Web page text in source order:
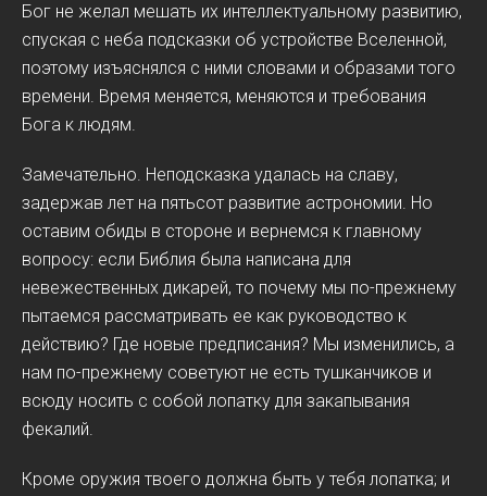
Бог не желал мешать их интеллектуальному развитию,
спуская с неба подсказки об устройстве Вселенной,
поэтому изъяснялся с ними словами и образами того
времени. Время меняется, меняются и требования
Бога к людям.
Замечательно. Неподсказка удалась на славу,
задержав лет на пятьсот развитие астрономии. Но
оставим обиды в стороне и вернемся к главному
вопросу: если Библия была написана для
невежественных дикарей, то почему мы по-прежнему
пытаемся рассматривать ее как руководство к
действию? Где новые предписания? Мы изменились, а
нам по-прежнему советуют не есть тушканчиков и
всюду носить с собой лопатку для закапывания
фекалий.
Кроме оружия твоего должна быть у тебя лопатка; и